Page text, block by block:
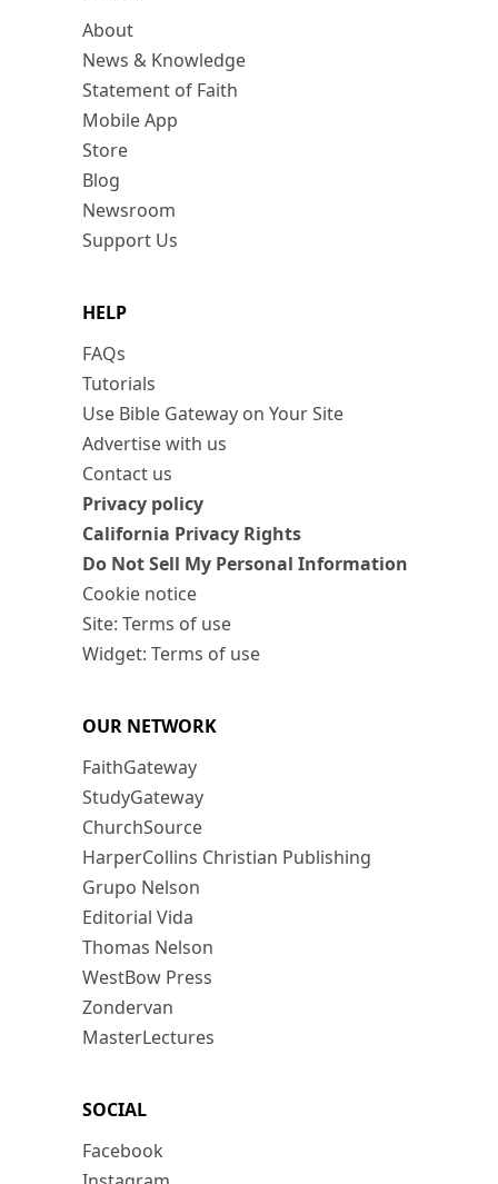
About
News & Knowledge
Statement of Faith
Mobile App
Store
Blog
Newsroom
Support Us
HELP
FAQs
Tutorials
Use Bible Gateway on Your Site
Advertise with us
Contact us
Privacy policy
California Privacy Rights
Do Not Sell My Personal Information
Cookie notice
Site: Terms of use
Widget: Terms of use
OUR NETWORK
FaithGateway
StudyGateway
ChurchSource
HarperCollins Christian Publishing
Grupo Nelson
Editorial Vida
Thomas Nelson
WestBow Press
Zondervan
MasterLectures
SOCIAL
Facebook